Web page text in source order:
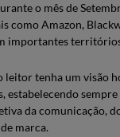
o mês de
Amazon,
importantes
leitor tenha um visão
estabelecendo
da comunicação,
marca.